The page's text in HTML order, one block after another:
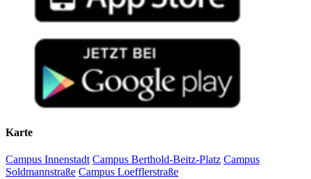
Karte
Campus Innenstadt Campus Berthold-Beitz-Platz Campus
Soldmannstraße Campus Loefflerstraße